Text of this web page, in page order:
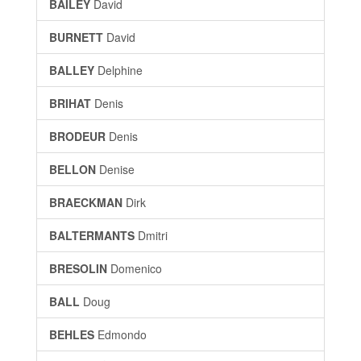
BAILEY David
BURNETT David
BALLEY Delphine
BRIHAT Denis
BRODEUR Denis
BELLON Denise
BRAECKMAN Dirk
BALTERMANTS Dmitri
BRESOLIN Domenico
BALL Doug
BEHLES Edmondo